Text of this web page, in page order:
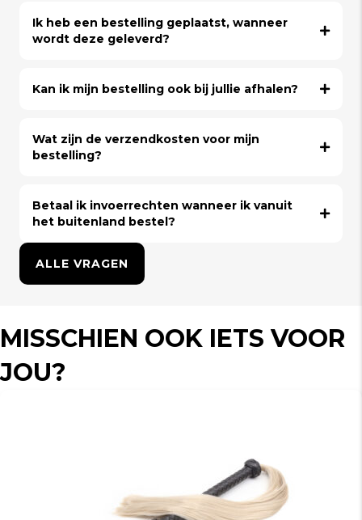
Ik heb een bestelling geplaatst, wanneer
wordt deze geleverd?
Kan ik mijn bestelling ook bij jullie afhalen?
Wat zijn de verzendkosten voor mijn
bestelling?
Betaal ik invoerrechten wanneer ik vanuit
het buitenland bestel?
ALLE VRAGEN
MISSCHIEN OOK IETS VOOR
JOU?